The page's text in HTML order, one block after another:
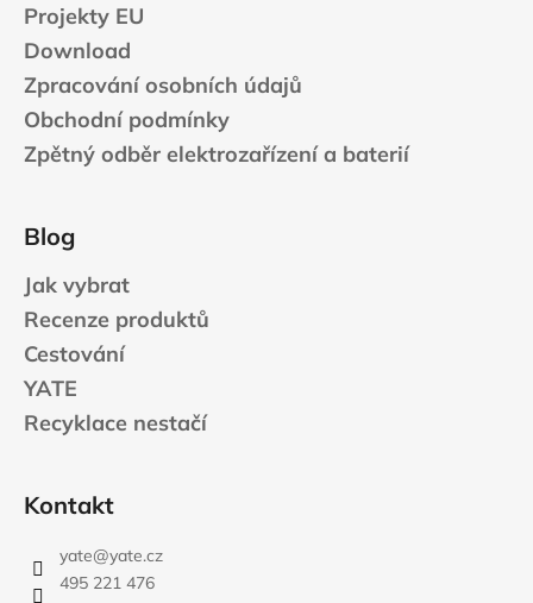
Projekty EU
Download
Zpracování osobních údajů
Obchodní podmínky
Zpětný odběr elektrozařízení a baterií
Blog
Jak vybrat
Recenze produktů
Cestování
YATE
Recyklace nestačí
Kontakt
yate@yate.cz
495 221 476